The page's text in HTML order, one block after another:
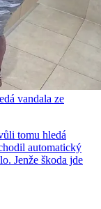
vandala ze
tomu hledá
automatický
Jenže škoda jde